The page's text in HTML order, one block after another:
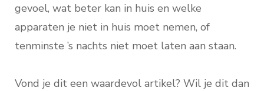
gevoel, wat beter kan in huis en welke
apparaten je niet in huis moet nemen, of
tenminste ’s nachts niet moet laten aan staan.
Vond je dit een waardevol artikel? Wil je dit dan